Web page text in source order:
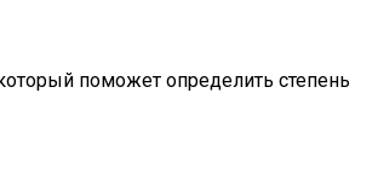
поможет определить степень